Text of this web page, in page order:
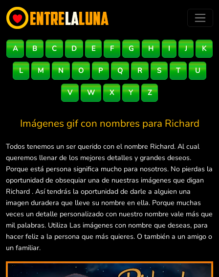
A B C D E F G H I J K
L M N O P Q R S T U
V W X Y Z
Imágenes gif con nombres para Richard
Todos tenemos un ser querido con el nombre Richard. Al cual
queremos llenar de los mejores detalles y grandes deseos.
Porque está persona significa mucho para nosotros. No pierdas la
oportunidad de obsequiar una de nuestras imágenes que digan
Richard . Así tendrás la oportunidad de darle a alguien una
imagen duradera que lleve su nombre en ella. Porque muchas
veces un detalle personalizado con nuestro nombre vale más que
mil palabras. Utiliza Las imágenes con nombre que deseas, para
hacer feliz a la persona que más quieres. O también a un amigo o
un familiar.